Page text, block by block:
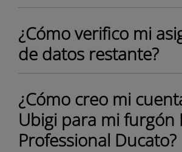
¿Cómo verifico mi
de datos restante?
¿Cómo creo mi
Ubigi para mi furgón
Professional Ducato?